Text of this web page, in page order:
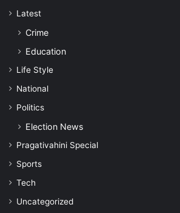
Latest
Crime
Education
Life Style
National
Politics
Election News
Pragativahini Special
Sports
Tech
Uncategorized